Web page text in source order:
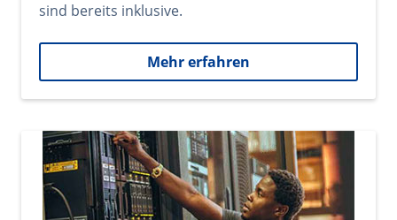
sind bereits inklusive.
Mehr erfahren